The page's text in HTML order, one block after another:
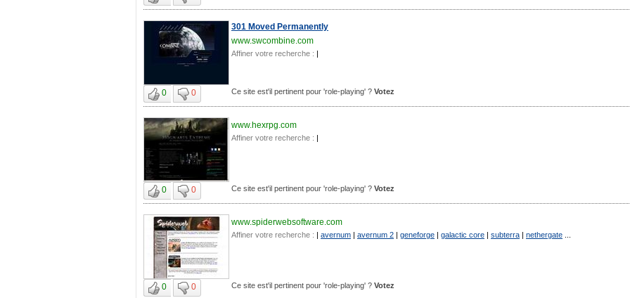
301 Moved Permanently
www.swcombine.com
Affiner votre recherche : |
0 0 Ce site est'il pertinent pour 'role-playing' ? Votez
www.hexrpg.com
Affiner votre recherche : |
0 0 Ce site est'il pertinent pour 'role-playing' ? Votez
www.spiderwebsoftware.com
Affiner votre recherche : | avernum | avernum 2 | geneforge | galactic core | subterra | nethergate
0 0 Ce site est'il pertinent pour 'role-playing' ? Votez